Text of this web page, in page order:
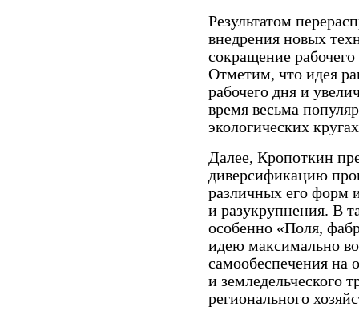
Результатом
внедрения новых
сокращение
Отметим, что идея
рабочего дня и
время весьма
экологических
Далее, Кропоткин
диверсификацию
различных его форм
и разукрупнения. В
особенно «Поля,
идею максимально
самообеспечения на
и земледельческого
регионального